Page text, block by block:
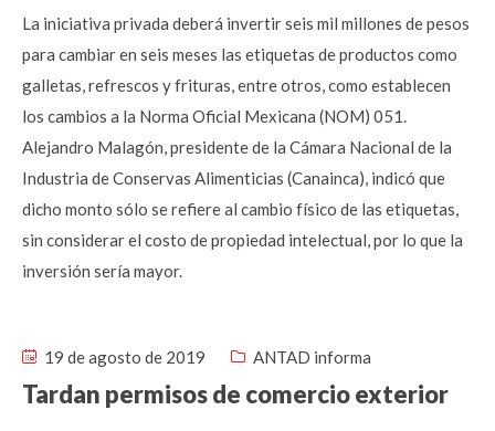
La iniciativa privada deberá invertir seis mil millones de pesos
para cambiar en seis meses las etiquetas de productos como
galletas, refrescos y frituras, entre otros, como establecen
los cambios a la Norma Oficial Mexicana (NOM) 051.
Alejandro Malagón, presidente de la Cámara Nacional de la
Industria de Conservas Alimenticias (Canainca), indicó que
dicho monto sólo se refiere al cambio físico de las etiquetas,
sin considerar el costo de propiedad intelectual, por lo que la
inversión sería mayor.
19 de agosto de 2019 ANTAD informa
Tardan permisos de comercio exterior